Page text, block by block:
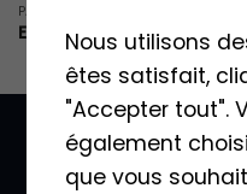
PAS DE CATÉGORIE
ES20-20RASL
Nous utilisons
êtes satisfait,
"Accepter tout".
également
que vous